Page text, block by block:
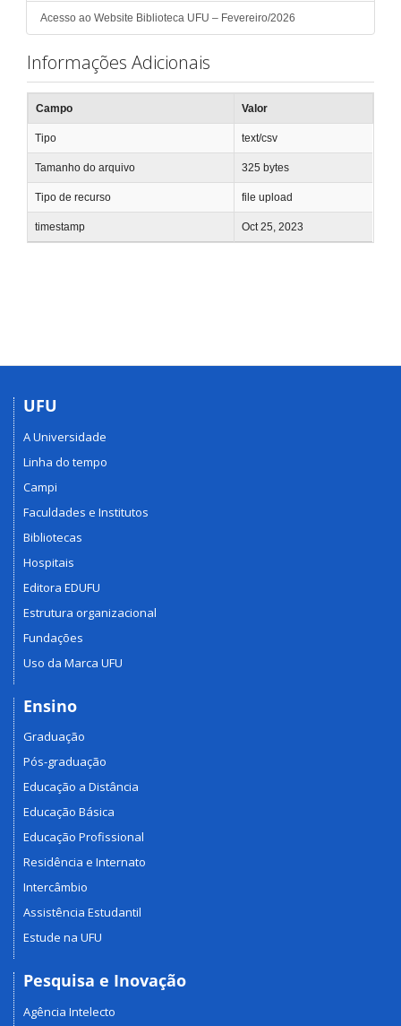
Acesso ao Website Biblioteca UFU – Fevereiro/2026
Informações Adicionais
Campo Valor
Tipo text/csv
Tamanho do arquivo 325 bytes
Tipo de recurso file upload
timestamp Oct 25, 2023
UFU
A Universidade
Linha do tempo
Campi
Faculdades e Institutos
Bibliotecas
Hospitais
Editora EDUFU
Estrutura organizacional
Fundações
Uso da Marca UFU
Ensino
Graduação
Pós-graduação
Educação a Distância
Educação Básica
Educação Profissional
Residência e Internato
Intercâmbio
Assistência Estudantil
Estude na UFU
Pesquisa e Inovação
Agência Intelecto